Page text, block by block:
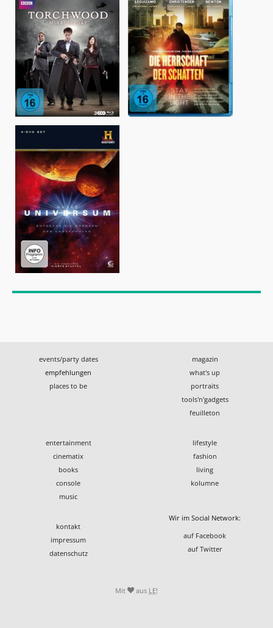
events/party dates
empfehlungen
places to be
magazin
what's up
portraits
tools'n'gadgets
feuilleton
entertainment
cinematix
books
console
music
lifestyle
fashion
living
kolumne
kontakt
impressum
datenschutz
Wir im Social Network:
auf Facebook
auf Twitter
Mit aus LE!